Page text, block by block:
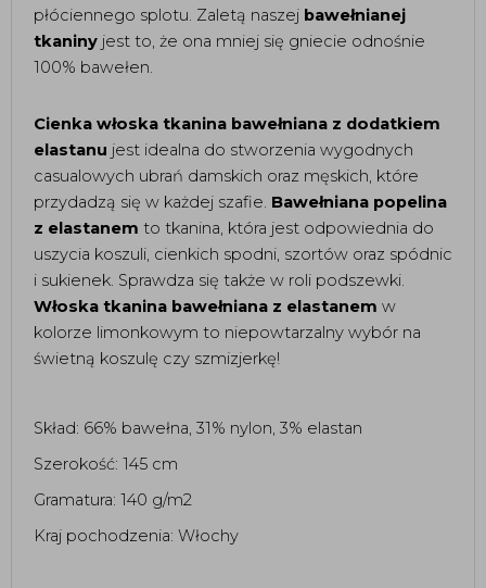
płóciennego splotu. Zaletą naszej bawełnianej
tkaniny jest to, że ona mniej się gniecie odnośnie
100% bawełen.
Cienka włoska tkanina bawełniana z dodatkiem
elastanu jest idealna do stworzenia wygodnych
casualowych ubrań damskich oraz męskich, które
przydadzą się w każdej szafie. Bawełniana popelina
z elastanem to tkanina, która jest odpowiednia do
uszycia koszuli, cienkich spodni, szortów oraz spódnic
i sukienek. Sprawdza się także w roli podszewki.
Włoska tkanina bawełniana z elastanem w
kolorze limonkowym to niepowtarzalny wybór na
świetną koszulę czy szmizjerkę!
Skład: 66% bawełna, 31% nylon, 3% elastan
Szerokość: 145 cm
Gramatura: 140 g/m2
Kraj pochodzenia: Włochy